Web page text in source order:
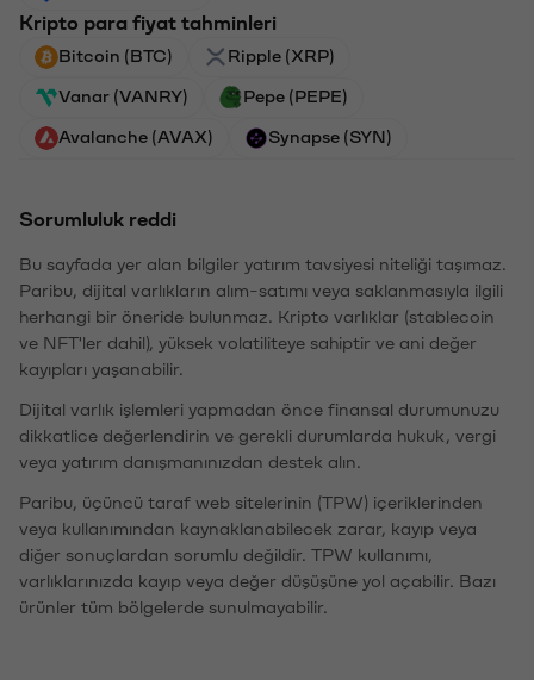
Kripto para fiyat tahminleri
Bitcoin (BTC) Ripple (XRP)
Vanar (VANRY) Pepe (PEPE)
Avalanche (AVAX) Synapse (SYN)
Sorumluluk reddi
Bu sayfada yer alan bilgiler yatırım tavsiyesi niteliği taşımaz.
Paribu, dijital varlıkların alım-satımı veya saklanmasıyla ilgili
herhangi bir öneride bulunmaz. Kripto varlıklar (stablecoin
ve NFT'ler dahil), yüksek volatiliteye sahiptir ve ani değer
kayıpları yaşanabilir.
Dijital varlık işlemleri yapmadan önce finansal durumunuzu
dikkatlice değerlendirin ve gerekli durumlarda hukuk, vergi
veya yatırım danışmanınızdan destek alın.
Paribu, üçüncü taraf web sitelerinin (TPW) içeriklerinden
veya kullanımından kaynaklanabilecek zarar, kayıp veya
diğer sonuçlardan sorumlu değildir. TPW kullanımı,
varlıklarınızda kayıp veya değer düşüşüne yol açabilir. Bazı
ürünler tüm bölgelerde sunulmayabilir.